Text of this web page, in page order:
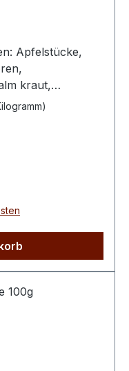
Apfelstücke,
kraut,